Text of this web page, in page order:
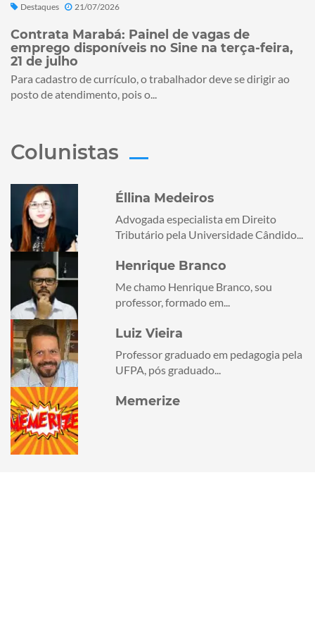
Destaques 21/07/2026
Contrata Marabá: Painel de vagas de
emprego disponíveis no Sine na terça-feira,
21 de julho
Para cadastro de currículo, o trabalhador deve se dirigir ao
posto de atendimento, pois o...
Colunistas
Éllina Medeiros
Advogada especialista em Direito
Tributário pela Universidade Cândido...
Henrique Branco
Me chamo Henrique Branco, sou
professor, formado em...
Luiz Vieira
Professor graduado em pedagogia pela
UFPA, pós graduado...
Memerize